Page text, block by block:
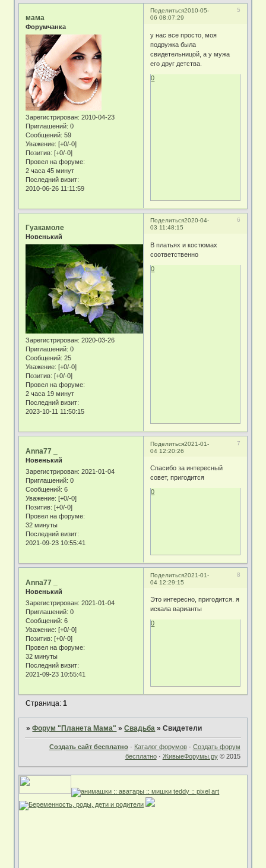
Поделиться 5
2010-05-
06 08:07:29
мама
Форумчанка
Зарегистрирован: 2010-04-23
Приглашений: 0
Сообщений: 59
Уважение: [+0/-0]
Позитив: [+0/-0]
Провел на форуме:
2 часа 45 минут
Последний визит:
2010-06-26 11:11:59
у нас все просто, моя
подружка была
свидетельницой, а у мужа
его друг детства.
0
Поделиться 6
2020-04-
03 11:48:15
Гуакамоле
Новенький
Зарегистрирован: 2020-03-26
Приглашений: 0
Сообщений: 25
Уважение: [+0/-0]
Позитив: [+0/-0]
Провел на форуме:
2 часа 19 минут
Последний визит:
2023-10-11 11:50:15
В платьях и костюмах
соответственно
0
Поделиться 7
2021-01-
04 12:20:26
Anna77 _
Новенький
Зарегистрирован: 2021-01-04
Приглашений: 0
Сообщений: 6
Уважение: [+0/-0]
Позитив: [+0/-0]
Провел на форуме:
32 минуты
Последний визит:
2021-09-23 10:55:41
Спасибо за интересный
совет, пригодится
0
Поделиться 8
2021-01-
04 12:29:15
Anna77 _
Новенький
Зарегистрирован: 2021-01-04
Приглашений: 0
Сообщений: 6
Уважение: [+0/-0]
Позитив: [+0/-0]
Провел на форуме:
32 минуты
Последний визит:
2021-09-23 10:55:41
Это интересно, пригодится. я
искала варианты
0
Страница:1
»Форум "Планета Мама" »Свадьба »Свидетели
Создать сайт бесплатно· Каталог форумов· Создать форум
бесплатно· ЖивыеФорумы.ру© 2015